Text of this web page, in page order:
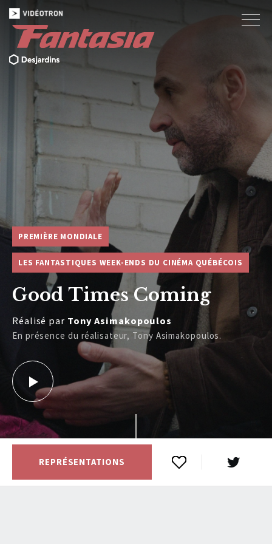
PREMIÈRE MONDIALE
LES FANTASTIQUES WEEK-ENDS DU CINÉMA QUÉBÉCOIS
Good Times Coming
Réalisé par Tony Asimakopoulos
En présence du réalisateur, Tony Asimakopoulos.
REPRÉSENTATIONS